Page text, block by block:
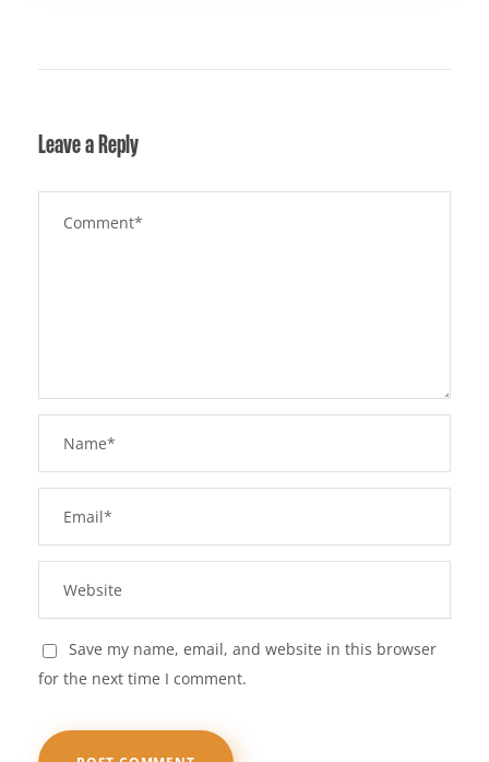
Leave a Reply
Save my name, email, and website in this browser
for the next time I comment.